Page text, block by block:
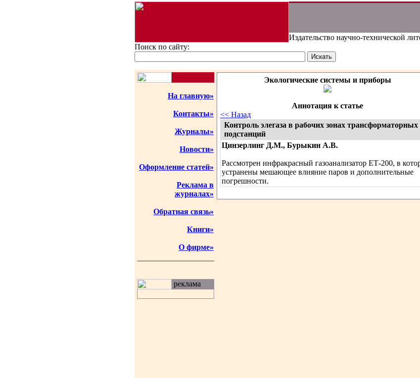
Издательство научно-технической
Поиск по сайту:
На главную»
Контакты»
Журналы»
Новости»
Оформление статей»
Реклама в
журналах»
Обратная связь»
Книги»
О фирме»
реклама
Экологические системы и приборы
Аннотация к статье
<< Назад
Контроль элегаза в рабочих зонах трансформаторных
подстанций
Цинзерлинг Д.М., Бурыкин А.В.
Рассмотрен инфракрасный газоанализатор ЕТ-200, в
устранены мешающее влияние паров и дополнительные
погрешности.